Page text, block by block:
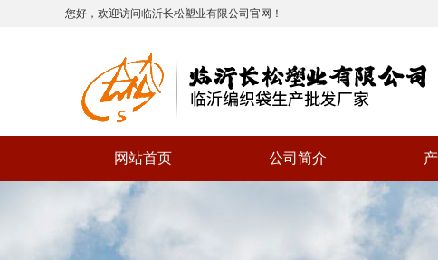
您好，欢迎访问临沂长松塑业有限公司官网！
网站首页 公司简介